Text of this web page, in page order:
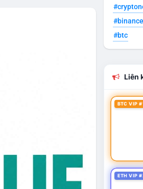
#btc
Liên
BTC VIP
ETH VIP